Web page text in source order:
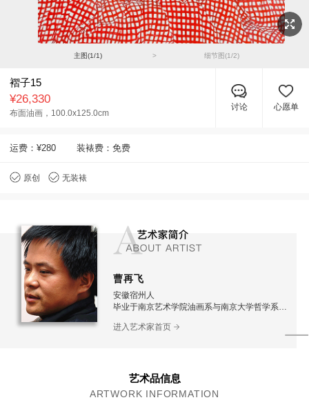
主图(1/1) > 细节图(1/2)
褶子15
¥26,330
布面油画， 100.0x125.0cm
讨论 心愿单
运费： ¥280 装裱费：免费
原创 无装裱
曹再飞
安徽宿州人
毕业于南京艺术学院油画系与南京大学哲学系宗
美国普渡大学访问学者
进入艺术家首页
艺术品信息
ARTWORK INFORMATION